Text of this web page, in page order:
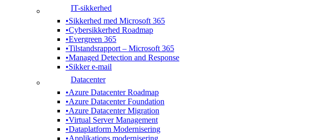
IT-sikkerhed
Sikkerhed med Microsoft 365
Cybersikkerhed Roadmap
Evergreen 365
Tilstandsrapport – Microsoft 365
Managed Detection and Response
Sikker e-mail
Datacenter
Azure Datacenter Roadmap
Azure Datacenter Foundation
Azure Datacenter Migration
Virtual Server Management
Dataplatform Modernisering
Applikations modernisering